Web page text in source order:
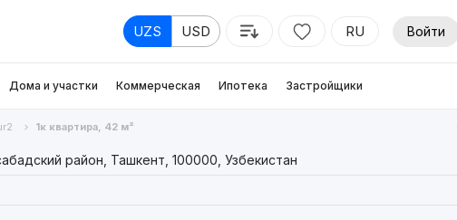
UZS USD RU Войти
Дома и участки Коммерческая Ипотека Застройщики
1к квартира, 42 м²
район, Ташкент, 100000, Узбекистан